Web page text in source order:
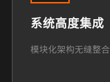
系统高度集成
模块化架构无缝整合